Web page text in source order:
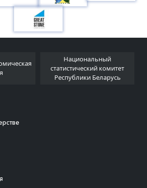
Национальный
статистический комитет
Республики Беларусь